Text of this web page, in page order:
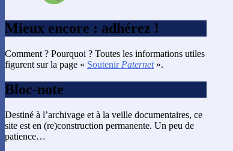
Mieux encore : adhérez !
Comment ? Pourquoi ? Toutes les informations utiles
figurent sur la page « Soutenir Paternet».
Bloc-note
Destiné à l’archivage et à la veille documentaires, ce
site est en (re)construction permanente. Un peu de
patience…